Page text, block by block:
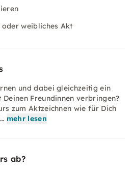
weibliches Akt
und dabei gleichzeitig ein
Freundinnen verbringen?
zum Aktzeichnen wie für Dich
mehr lesen
ab?